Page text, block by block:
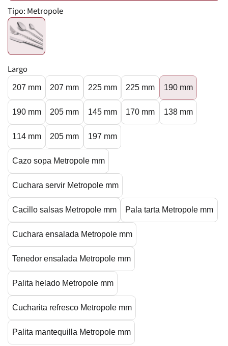
Tipo: Metropole
Largo
207 mm 207 mm 225 mm 225 mm 190 mm
190 mm 205 mm 145 mm 170 mm 138 mm
114 mm 205 mm 197 mm
Cazo sopa Metropole mm
Cuchara servir Metropole mm
Cacillo salsas Metropole mm Pala tarta Metropole mm
Cuchara ensalada Metropole mm
Tenedor ensalada Metropole mm
Palita helado Metropole mm
Cucharita refresco Metropole mm
Palita mantequilla Metropole mm